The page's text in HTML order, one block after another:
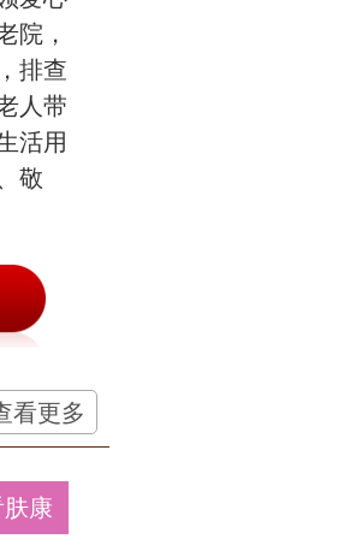
院，
排查
人带
活用
敬
看更多
康